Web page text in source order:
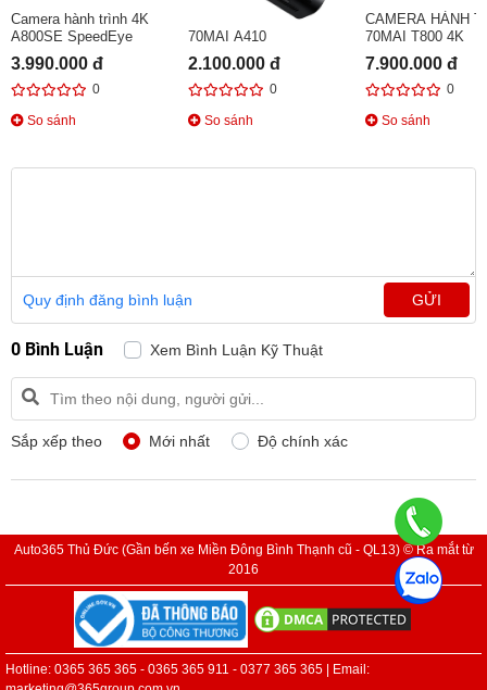
Camera hành trình 4K
A800SE SpeedEye
3.990.000 đ
0
So sánh
CAMERA HÀNH TRÌNH
70MAI A410
2.100.000 đ
0
So sánh
CAMERA HÀNH
70MAI T800 4K
7.900.000 đ
0
So sánh
Quy định đăng bình luận GỬI
0 Bình Luận Xem Bình Luận Kỹ Thuật
Sắp xếp theo Mới nhất Độ chính xác
Auto365 Thủ Đức (Gần bến xe Miền Đông Bình Thạnh cũ - QL13) © Ra mắt từ
2016
Hotline: 0365 365 365 - 0365 365 911 - 0377 365 365 | Email: